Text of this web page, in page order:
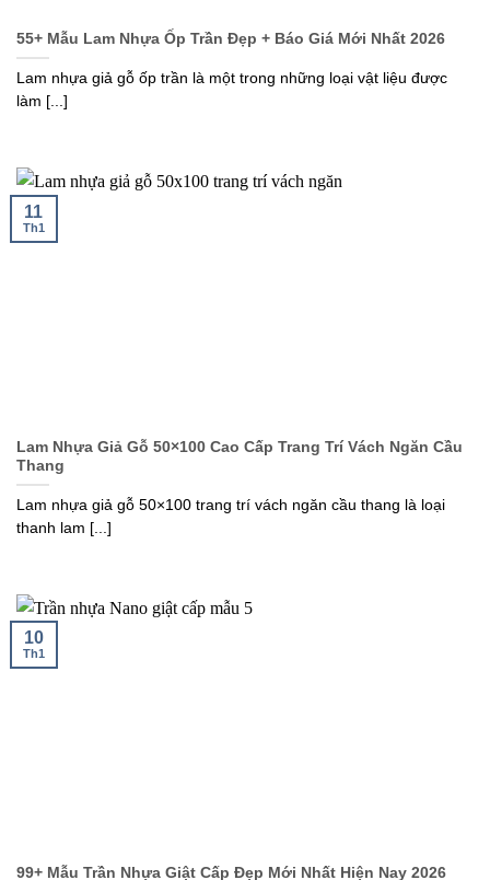
55+ Mẫu Lam Nhựa Ốp Trần Đẹp + Báo Giá Mới Nhất 2026
Lam nhựa giả gỗ ốp trần là một trong những loại vật liệu được
làm [...]
Lam Nhựa Giả Gỗ 50×100 Cao Cấp Trang Trí Vách Ngăn Cầu
Thang
Lam nhựa giả gỗ 50×100 trang trí vách ngăn cầu thang là loại
thanh lam [...]
11
Th1
99+ Mẫu Trần Nhựa Giật Cấp Đẹp Mới Nhất Hiện Nay 2026
10
Th1